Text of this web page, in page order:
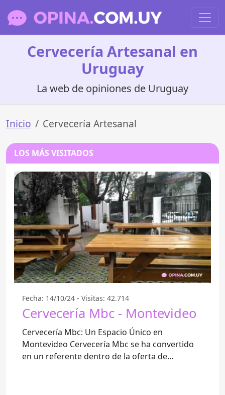
Cervecería Artesanal en
Uruguay
La web de opiniones de Uruguay
Inicio Cervecería Artesanal
LOS MÁS VISITADOS
Fecha: 14/10/24 - Visitas: 42.714
Cervecería Mbc - Montevideo
Cervecería Mbc: Un Espacio Único en
Montevideo Cervecería Mbc se ha convertido
en un referente dentro de la oferta de